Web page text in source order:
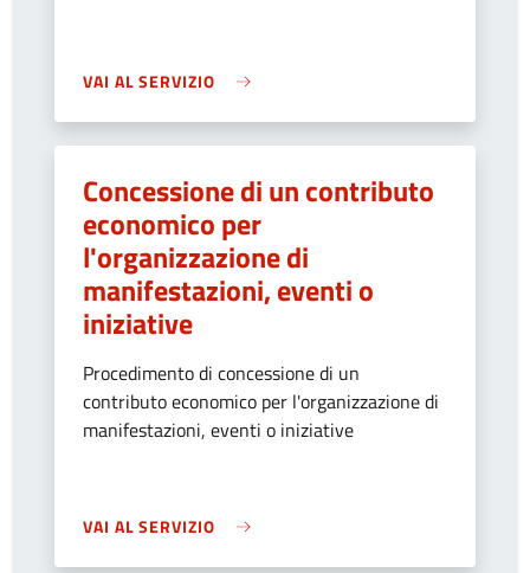
VAI AL SERVIZIO
Concessione di un contributo
economico per
l'organizzazione di
manifestazioni, eventi o
iniziative
Procedimento di concessione di un
contributo economico per l'organizzazione di
manifestazioni, eventi o iniziative
VAI AL SERVIZIO